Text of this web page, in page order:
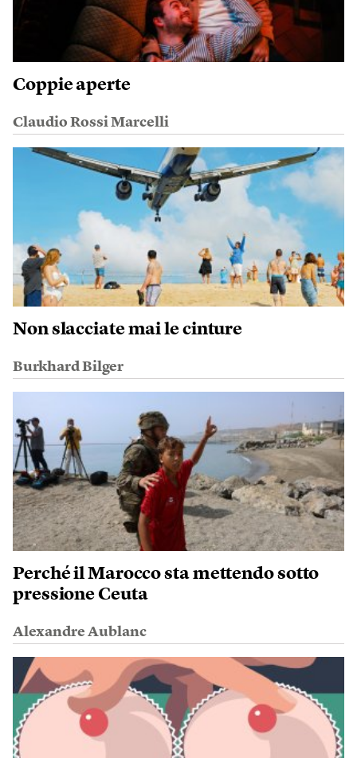
Coppie aperte
Claudio Rossi Marcelli
Non slacciate mai le cinture
Burkhard Bilger
Perché il Marocco sta mettendo sotto
pressione Ceuta
Alexandre Aublanc